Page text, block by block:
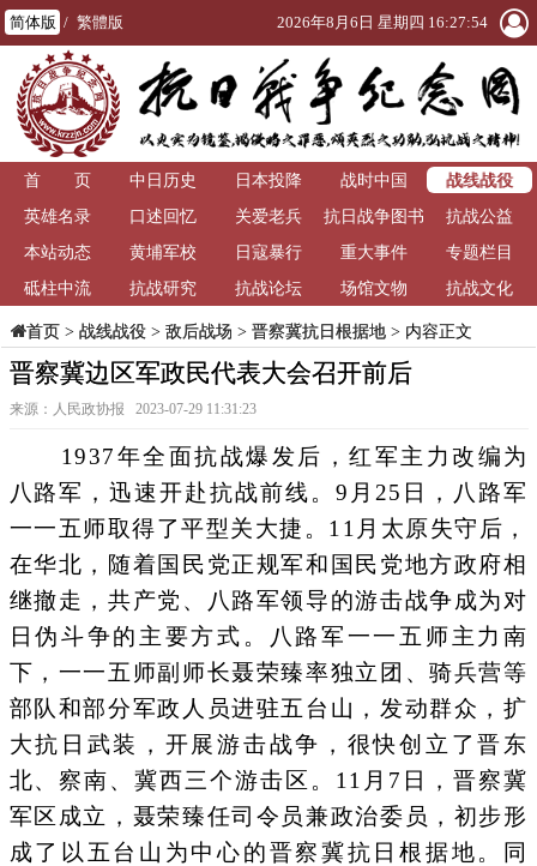
简体版 / 繁體版 2026年8月6日 星期四 16:27:54
首 页 中日历史 日本投降 战时中国
战线战役
英雄名录
口述回忆 关爱老兵
抗日战争图书
馆
抗战公益
本站动态
黄埔军校 日寇暴行 重大事件
专题栏目
砥柱中流
抗战研究 抗战论坛 场馆文物 抗战文化
首页> 战线战役> 敌后战场 > 晋察冀抗日根据地> 内容正文
晋察冀边区军政民代表大会召开前后
来源：人民政协报 2023-07-29 11:31:23
1937年全面抗战爆发后，红军主力改编为
八路军，迅速开赴抗战前线。9月25日，八路军
一一五师取得了平型关大捷。11月太原失守后，
在华北，随着国民党正规军和国民党地方政府相
继撤走，共产党、八路军领导的游击战争成为对
日伪斗争的主要方式。八路军一一五师主力南
下，一一五师副师长聂荣臻率独立团、骑兵营等
部队和部分军政人员进驻五台山，发动群众，扩
大抗日武装，开展游击战争，很快创立了晋东
北、察南、冀西三个游击区。11月7日，晋察冀
军区成立，聂荣臻任司令员兼政治委员，初步形
成了以五台山为中心的晋察冀抗日根据地。同